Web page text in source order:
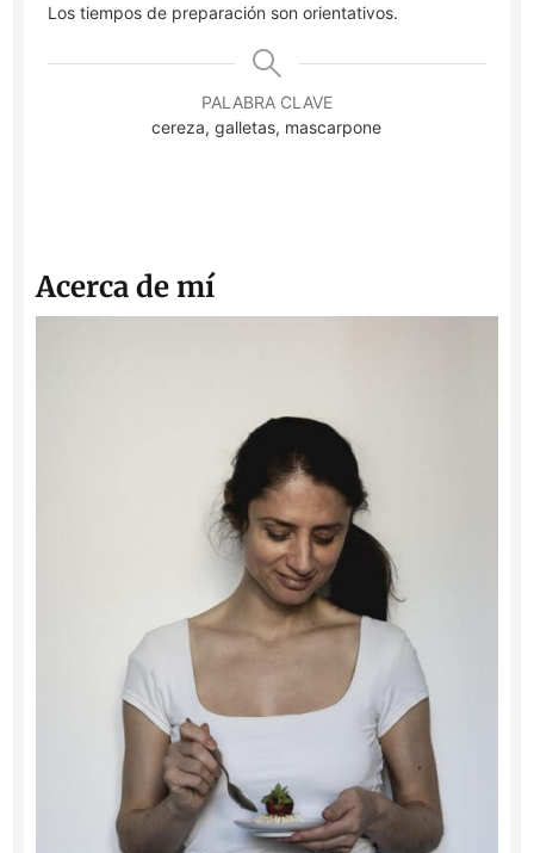
Los tiempos de preparación son orientativos.
PALABRA CLAVE
cereza, galletas, mascarpone
Acerca de mí